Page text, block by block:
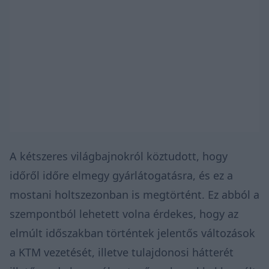
A kétszeres világbajnokról köztudott, hogy
időről időre elmegy gyárlátogatásra, és ez a
mostani holtszezonban is megtörtént. Ez abból a
szempontból lehetett volna érdekes, hogy az
elmúlt időszakban történtek jelentős változások
a KTM vezetését, illetve tulajdonosi hátterét